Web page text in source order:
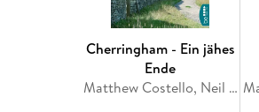
Cherringham - Ein jähes
Ende
Matthew Costello, Neil Richards